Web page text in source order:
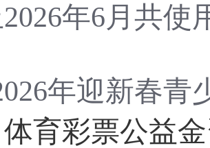
2026年6月共使
年迎新春青
育彩票公益